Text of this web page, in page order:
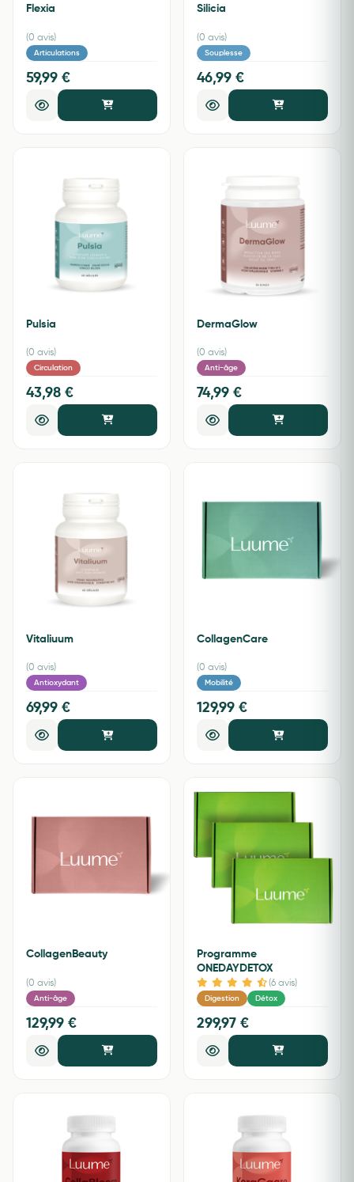
Flexia
(0 avis)
Articulations
59,99 €
Silicia
(0 avis)
Souplesse
46,99 €
Pulsia
(0 avis)
Circulation
43,98 €
DermaGlow
(0 avis)
Anti-âge
74,99 €
Vitaliuum
(0 avis)
Antioxydant
69,99 €
CollagenCare
(0 avis)
Mobilité
129,99 €
CollagenBeauty
(0 avis)
Anti-âge
129,99 €
Programme
ONEDAYDETOX
(6 avis)
Digestion Détox
299,97 €